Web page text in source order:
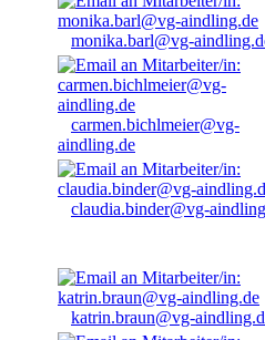
monika.barl@vg-
carmen.bichlmeier@vg-
aindling.de
claudia.binder@vg-
katrin.braun@vg-